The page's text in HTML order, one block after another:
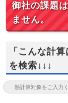
御社の課題
ません。
「こんな計
を検索↓↓↓